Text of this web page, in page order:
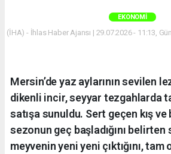
EKONOMI
(İHA) - İhlas Haber Ajansı | 29.07.2026 - 11:13,
Mersin’de yaz aylarının sevilen
dikenli incir, seyyar tezgahlarda
satışa sunuldu. Sert geçen kış
sezonun geç başladığını belirten
meyvenin yeni yeni çıktığını,